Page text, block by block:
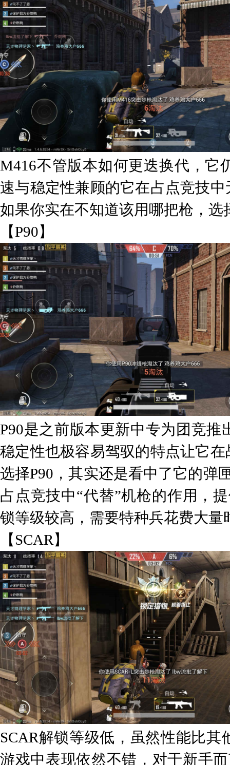
M416不管版本如何更迭换代，它
速与稳定性兼顾的它在占点竞技
如果你实在不知道该用哪把枪，
【P90】
P90是之前版本更新中专为团竞
稳定性也极容易驾驭的特点让它
选择P90，其实还是看中了它的弹
占点竞技中“代替”机枪的作用，
锁等级较高，需要特种兵花费大量
【SCAR】
SCAR解锁等级低，虽然性能比
游戏中表现依然不错，对于新手